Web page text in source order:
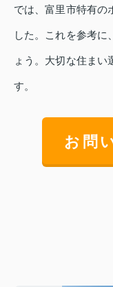
では、富里市特有の
した。これを参考に
ょう。大切な住ま
す。
お問